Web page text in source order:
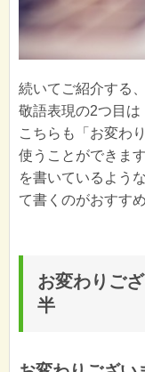
続いてご紹介する
敬語表現の2つ目は
こちらも「お変わ
使うことができま
を書いているよう
て書くのがおすすめ
お変わりご
半